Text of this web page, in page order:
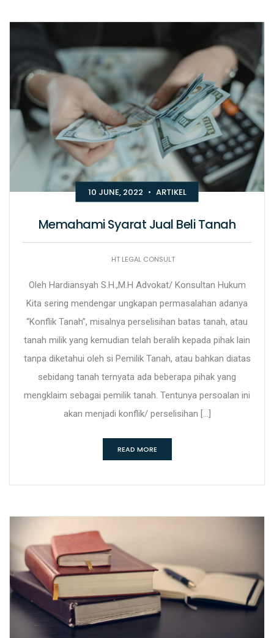
10 JUNE, 2022 • ARTIKEL
Memahami Syarat Jual Beli Tanah
HT LEGAL CONSULT
Oleh Hardiansyah S.H.,M.H Advokat/ Konsultan Hukum
Kita sering mendengar ungkapan permasalahan adanya
“Konflik Tanah”, misalnya perselisihan batas tanah, atau
tanah milik yang kemudian telah beralih kepada pihak lain
tanpa diketahui oleh si Pemilik Tanah, atau bahkan diatas
sebidang tanah ternyata ada beberapa pihak yang
mengklaim sebagai pemilik tanah. Tentunya persoalan ini
akan menjadi konflik/ perselisihan […]
READ MORE